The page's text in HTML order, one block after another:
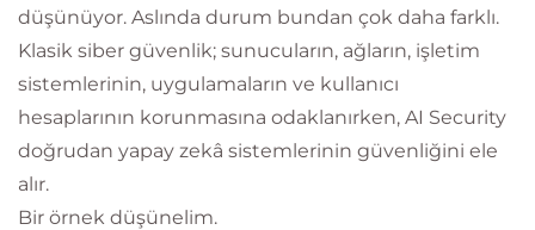
düşünüyor. Aslında durum bundan çok daha farklı.
Klasik siber güvenlik; sunucuların, ağların, işletim
sistemlerinin, uygulamaların ve kullanıcı
hesaplarının korunmasına odaklanırken, AI Security
doğrudan yapay zekâ sistemlerinin güvenliğini ele
alır.
Bir örnek düşünelim.